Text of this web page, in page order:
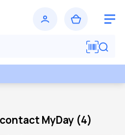
MyDay (4)